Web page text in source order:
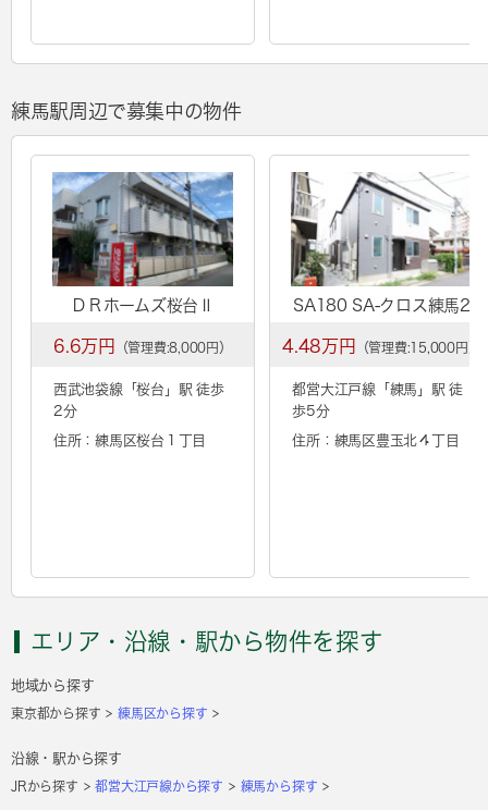
練馬駅周辺で募集中の物件
ＤＲホームズ桜台Ⅱ
6.6万円 （管理費:8,000円）
西武池袋線「桜台 」駅 徒歩
2分
住所：練馬区桜台１丁目
SA180 SA-クロス練馬2
4.48万円 （管理費:15,000円）
都営大江戸線「 練馬 」駅 徒
歩5分
住所：練馬区豊玉北４丁目
エリア・沿線・駅から物件を探す
地域から探す
東京都から探す 練馬区から探す
沿線・駅から探す
JRから探す 都営大江戸線から探す 練馬から探す